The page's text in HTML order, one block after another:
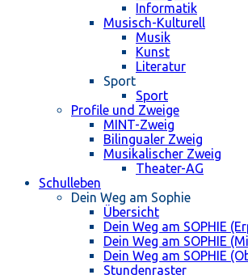
Informatik
Musisch-Kulturell
Musik
Kunst
Literatur
Sport
Sport
Profile und Zweige
MINT-Zweig
Bilingualer Zweig
Musikalischer Zweig
Theater-AG
Schulleben
Dein Weg am Sophie
Übersicht
Dein Weg am SOPHIE
Dein Weg am SOPHIE
Dein Weg am SOPHIE
Stundenraster